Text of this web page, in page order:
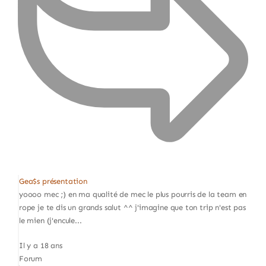
Gea$s présentation
yoooo mec ;) en ma qualité de mec le plus pourris de la team en
rope je te dis un grands salut ^^ j'imagine que ton trip n'est pas
le mien (j'encule...
Il y a 18 ans
Forum